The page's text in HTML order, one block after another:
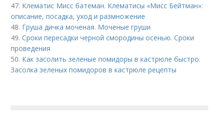
47. Клематис Мисс батеман. Клематисы «Мисс Бейтман»:
описание, посадка, уход и размножение
48. Груша дичка моченая. Моченые груши
49.Сроки пересадки черной смородины осенью. Сроки
проведения
50. Как засолить зеленые помидоры в кастрюле быстро.
Засолка зеленых помидоров в кастрюле рецепты